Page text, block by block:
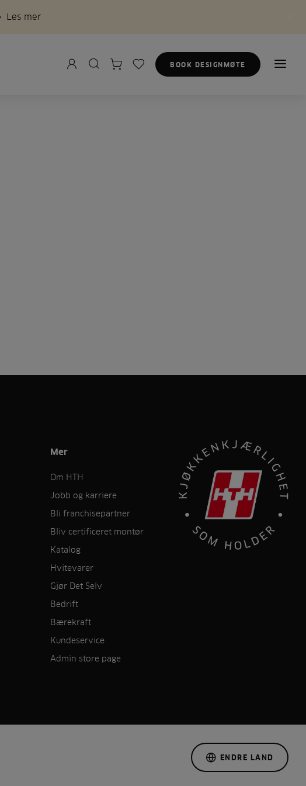
Les mer
BOOK DESIGNMØTE
Mer
Om HTH
Jobb og karriere
Bli franchisepartner
Bliv certificeret montør
Katalog
Hvitevarer
Gjør Det Selv
Bedrift
Bærekraft
Kundeservice
Admin store page
ENDRE LAND